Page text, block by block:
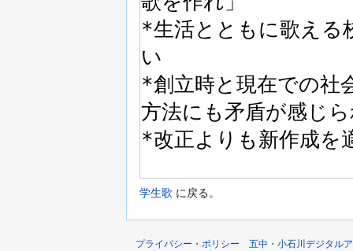
学生歌 に戻る。
プライバシー・ポリシー 五中・小石川デジタル